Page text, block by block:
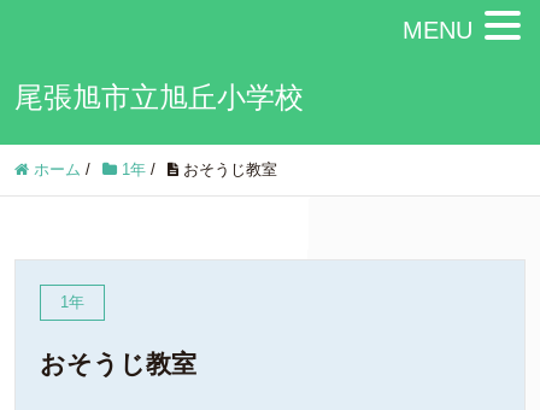
尾張旭市立旭丘小学校
ホーム / 1年 / おそうじ教室
1年
おそうじ教室
MENU